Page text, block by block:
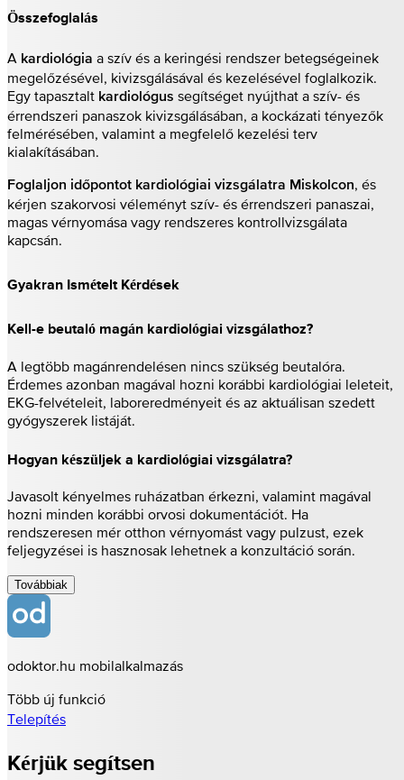
Összefoglalás
A kardiológia a szív és a keringési rendszer betegségeinek
megelőzésével, kivizsgálásával és kezelésével foglalkozik.
Egy tapasztalt kardiológus segítséget nyújthat a szív- és
érrendszeri panaszok kivizsgálásában, a kockázati tényezők
felmérésében, valamint a megfelelő kezelési terv
kialakításában.
Foglaljon időpontot kardiológiai vizsgálatra Miskolcon , és
kérjen szakorvosi véleményt szív- és érrendszeri panaszai,
magas vérnyomása vagy rendszeres kontrollvizsgálata
kapcsán.
Gyakran Ismételt Kérdések
Kell-e beutaló magán kardiológiai vizsgálathoz?
A legtöbb magánrendelésen nincs szükség beutalóra.
Érdemes azonban magával hozni korábbi kardiológiai leleteit,
EKG-felvételeit, laboreredményeit és az aktuálisan szedett
gyógyszerek listáját.
Hogyan készüljek a kardiológiai vizsgálatra?
Javasolt kényelmes ruházatban érkezni, valamint magával
hozni minden korábbi orvosi dokumentációt. Ha
rendszeresen mér otthon vérnyomást vagy pulzust, ezek
feljegyzései is hasznosak lehetnek a konzultáció során.
Továbbiak
odoktor.hu mobilalkalmazás
Több új funkció
Telepítés
Kérjük segítsen